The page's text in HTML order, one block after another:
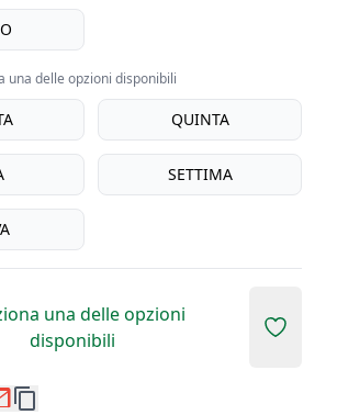
una delle opzioni disponibili
QUINTA
SETTIMA
una delle opzioni
disponibili
Add to